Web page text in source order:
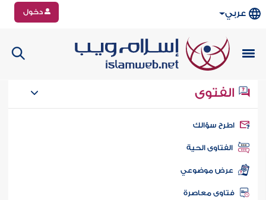
عربي دخول
الفتوى
سؤالك
الفتاوى الحية
عرض موضوعي